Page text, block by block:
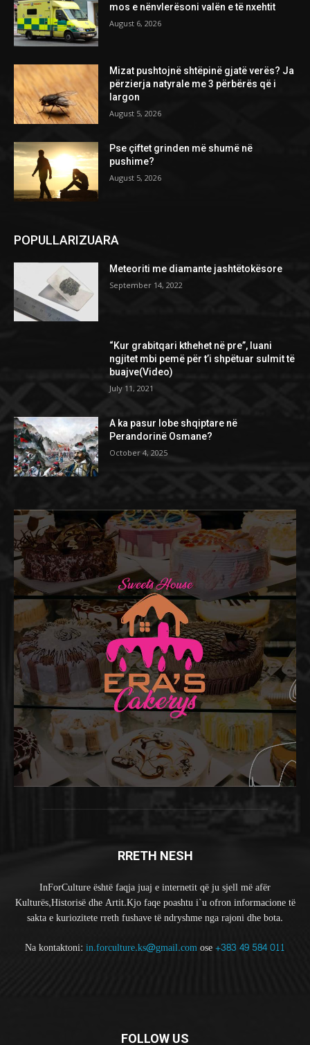
mos e nënvlerësoni valën e të nxehtit
August 6, 2026
Mizat pushtojnë shtëpinë gjatë verës? Ja
përzierja natyrale me 3 përbërës që i
largon
August 5, 2026
Pse çiftet grinden më shumë në
pushime?
August 5, 2026
POPULLARIZUARA
Meteoriti me diamante jashtëtokësore
September 14, 2022
“Kur grabitqari kthehet në pre”, luani
ngjitet mbi pemë për t’i shpëtuar sulmit të
buajve(Video)
July 11, 2021
A ka pasur lobe shqiptare në
Perandorinë Osmane?
October 4, 2025
RRETH NESH
InForCulture është faqja juaj e internetit që ju sjell më afër
Kulturës,Historisë dhe Artit.Kjo faqe poashtu i`u ofron informacione të
sakta e kuriozitete rreth fushave të ndryshme nga rajoni dhe bota.
Na kontaktoni: in.forculture.ks@gmail.comose+383 49 584 011
FOLLOW US